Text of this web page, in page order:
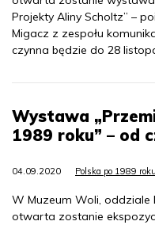
Projekty Aliny Scholtz” –
Migacz z zespołu
czynna będzie do 28
Wystawa
1989 roku” – od
04.09.2020 Polska po 1989 roku
W Muzeum Woli, oddziale
otwarta zostanie